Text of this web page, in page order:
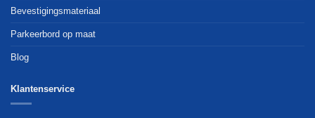
Bevestigingsmateriaal
Parkeerbord op maat
Blog
Klantenservice